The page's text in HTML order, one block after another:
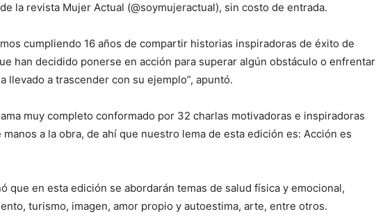
la revista Mujer Actual (@soymujeractual), sin costo de entrada.
cumpliendo 16 años de compartir historias inspiradoras de éxito de
han decidido ponerse en acción para superar algún obstáculo o enfrentar
llevado a trascender con su ejemplo”, apuntó.
muy completo conformado por 32 charlas motivadoras e inspiradoras
a la obra, de ahí que nuestro lema de esta edición es: Acción es
que en esta edición se abordarán temas de salud física y emocional,
turismo, imagen, amor propio y autoestima, arte, entre otros.